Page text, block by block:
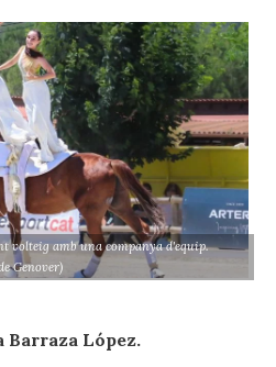
volteig amb una companya d'equip.
Genover)
Barraza López.